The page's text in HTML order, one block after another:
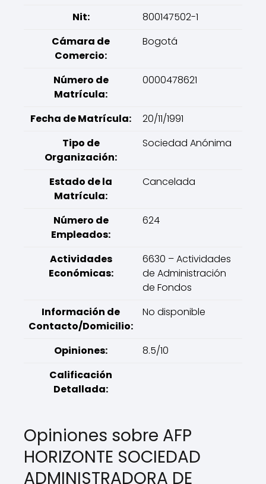
Nit:
800147502-1
Cámara de
Comercio:
Bogotá
Número de
Matrícula:
0000478621
Fecha de Matrícula:
20/11/1991
Tipo de
Organización:
Sociedad Anónima
Estado de la
Matrícula:
Cancelada
Número de
Empleados:
624
Actividades
Económicas:
6630 – Actividades
de Administración
de Fondos
Información de
Contacto/Domicilio:
No disponible
Opiniones:
8.5/10
Calificación
Detallada:
Opiniones sobre AFP
HORIZONTE SOCIEDAD
ADMINISTRADORA DE